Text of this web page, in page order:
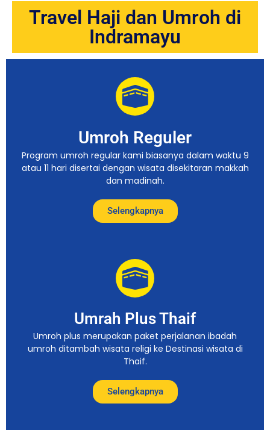
Travel Haji dan Umroh di
Indramayu
Umroh Reguler
Program umroh regular kami biasanya dalam waktu 9
atau 11 hari disertai dengan wisata disekitaran makkah
dan madinah.
Selengkapnya
Umrah Plus Thaif
Umroh plus merupakan paket perjalanan ibadah
umroh ditambah wisata religi ke Destinasi wisata di
Thaif.
Selengkapnya